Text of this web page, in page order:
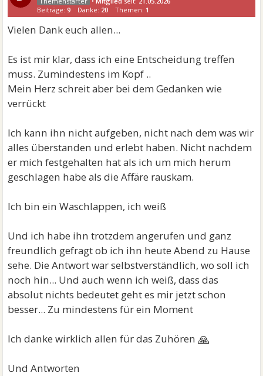
Beiträge:9 Danke: 20 Themen: 1
Vielen Dank euch allen...
Es ist mir klar, dass ich eine Entscheidung treffen
muss. Zumindestens im Kopf ..
Mein Herz schreit aber bei dem Gedanken wie
verrückt
Ich kann ihn nicht aufgeben, nicht nach dem was wir
alles überstanden und erlebt haben. Nicht nachdem
er mich festgehalten hat als ich um mich herum
geschlagen habe als die Affäre rauskam.
Ich bin ein Waschlappen, ich weiß
Und ich habe ihn trotzdem angerufen und ganz
freundlich gefragt ob ich ihn heute Abend zu Hause
sehe. Die Antwort war selbstverständlich, wo soll ich
noch hin... Und auch wenn ich weiß, dass das
absolut nichts bedeutet geht es mir jetzt schon
besser... Zu mindestens für ein Moment
Ich danke wirklich allen für das Zuhören🙏
Und Antworten